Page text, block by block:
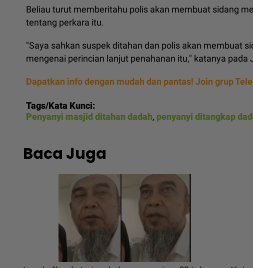
Beliau turut memberitahu polis akan membuat sidang
tentang perkara itu.
"Saya sahkan suspek ditahan dan polis akan membuat
mengenai perincian lanjut penahanan itu," katanya pada
Dapatkan info dengan mudah dan pantas! Join grup
Tags/Kata Kunci:
Penyanyi masjid ditahan dadah, penyanyi ditangkap
Baca Juga